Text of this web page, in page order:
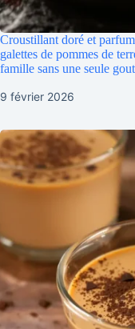
Croustillant doré et
galettes de pommes de
famille sans une seule
9 février 2026